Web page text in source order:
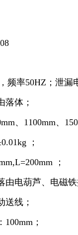
频率50HZ；泄漏
落体；
、1100mm、
；
；
由电葫芦、电磁铁
送线；
；